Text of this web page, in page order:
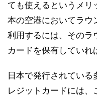
ても使えるというメリ
本の空港においてラウ
利用するには、そのラ
カードを保有していれ
日本で発行されてい
レジットカードには